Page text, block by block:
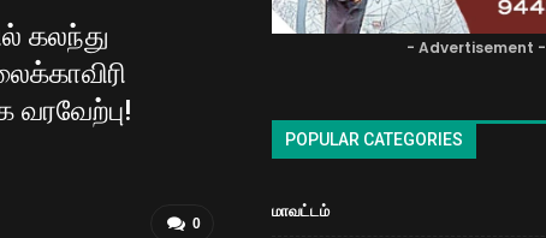
கலந்து
வரவேற்பு!
0
- Advertisement -
POPULAR CATEGORIES
மாவட்டம்